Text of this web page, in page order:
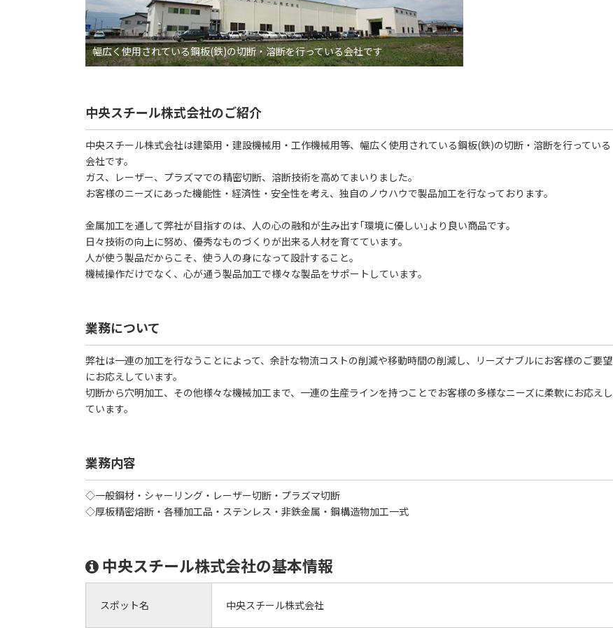
幅広く使用されている鋼板(鉄)の切断・溶断を行っている会社です
中央スチール株式会社のご紹介
中央スチール株式会社は建築用・建設機械用・工作機械用等、幅広く使用されている鋼板(鉄)の切断・溶断を行っている
会社です。
ガス、レーザー、プラズマでの精密切断、溶断技術を高めてまいりました。
お客様のニーズにあった機能性・経済性・安全性を考え、独自のノウハウで製品加工を行なっております。
金属加工を通して弊社が目指すのは、人の心の融和が生み出す｢環境に優しい｣より良い商品です。
日々技術の向上に努め、優秀なものづくりが出来る人材を育てています。
人が使う製品だからこそ、使う人の身になって設計すること。
機械操作だけでなく、心が通う製品加工で様々な製品をサポートしています。
業務について
弊社は一連の加工を行なうことによって、余計な物流コストの削減や移動時間の削減し、リーズナブルにお客様のご要望
にお応えしています。
切断から穴明加工、その他様々な機械加工まで、一連の生産ラインを持つことでお客様の多様なニーズに柔軟にお応えし
ています。
業務内容
◇一般鋼材・シャーリング・レーザー切断・プラズマ切断
◇厚板精密熔断・各種加工品・ステンレス・非鉄金属・鋼構造物加工一式
中央スチール株式会社の基本情報
スポット名 中央スチール株式会社